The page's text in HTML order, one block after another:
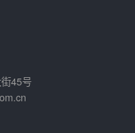
45号